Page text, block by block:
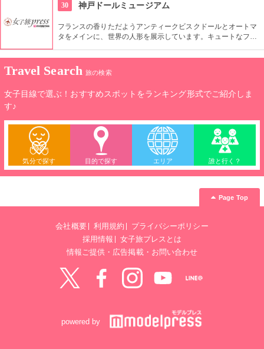
30
神戸ドールミュージアム
フランスの香りただようアンティークビスクドールとオートマ
タをメインに、世界の人形を展示しています。キュートなフラ
ドールの世界にはまってしまいそう。展示品を通じて19世紀の
人形文化を勉強できます。
Travel Search 旅の検索
女子目線で選ぶ！おすすめスポットをランキング形式でご紹介しま
す♪
気分で探す 目的で探す エリア 誰と行く？
Page Top
会社概要 利用規約
プライバシーポリシー
採用情報
女子旅プレスとは
情報ご提供・広告掲載・お問い合わせ
powered by